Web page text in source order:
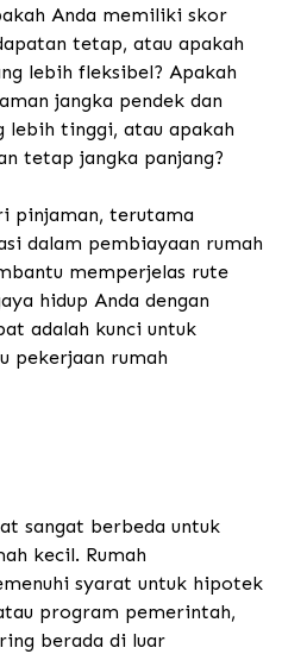
Anda memiliki skor
tetap, atau apakah
lebih fleksibel? Apakah
jangka pendek dan
lebih tinggi, atau apakah
tetap jangka panjang?
pinjaman, terutama
dalam pembiayaan rumah
memperjelas rute
hidup Anda dengan
adalah kunci untuk
pekerjaan rumah
sangat berbeda untuk
kecil. Rumah
syarat untuk hipotek
program pemerintah,
berada di luar